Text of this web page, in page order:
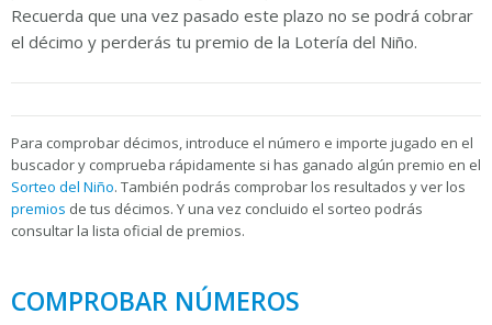
Recuerda que una vez pasado este plazo no se podrá cobrar
el décimo y perderás tu premio de la Lotería del Niño.
Para comprobar décimos, introduce el número e importe jugado en el
buscador y comprueba rápidamente si has ganado algún premio en el
Sorteo del Niño. También podrás comprobar los resultados y ver los
premios de tus décimos. Y una vez concluido el sorteo podrás
consultar la lista oficial de premios.
COMPROBAR NÚMEROS